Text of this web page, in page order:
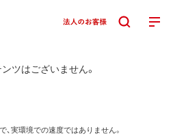
ツはございません。
実環境での速度ではありません。